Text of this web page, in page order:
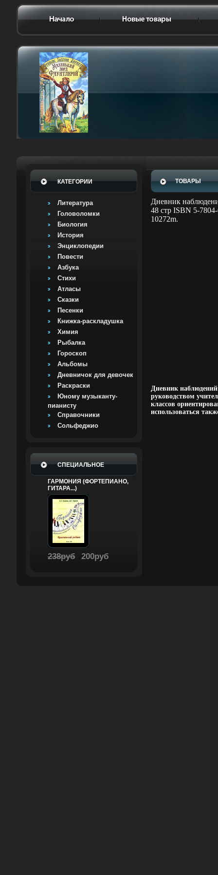
КАТЕГОРИИ
Литература
Головоломки
Биология
История
Энциклопедии
Повести
Азбука
Стихи
Атласы
Сказки
Песенки
Книжка-раскладушка
Химия
Рыбалка
Гороскоп
Альбомы
Дневничок для девочек
Раскраски
Юному музыканту-
пианисту
Справочники
Сольфеджио
СПЕЦИАЛЬНОЕ
ГАРМОНИЯ (ФОРТЕПИАНО,
ГИТАРА...)
238руб 200руб
ТОВАРЫ
Дневник
48 стр ISBN 5-
10272m.
Дневник наблюдений
руководством
классов
использоваться